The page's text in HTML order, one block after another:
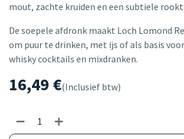
mout, zachte kruiden en een subtiele
De soepele afdronk maakt Loch Lomond
om puur te drinken, met ijs of als basis
whisky cocktails en mixdranken.
16,49 €(Inclusief btw)